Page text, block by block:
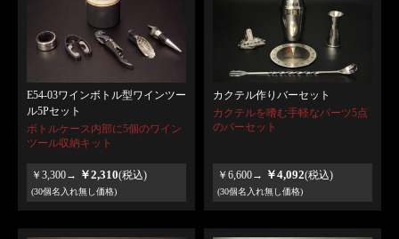
E54-03ワインボトル型ワインツー
ル5Pセット
ボトルケース内部に5個のワイン
ツール収納キット
￥3,300→ ￥2,310(税込)
(30個名入れ無し価格)
カクテル作りバーセット
カクテルを嗜む手軽なパーツ5点
のバーセット
￥6,600→ ￥4,092(税込)
(30個名入れ無し価格)